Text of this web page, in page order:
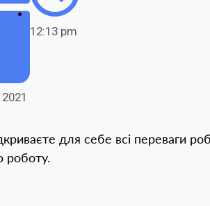
12:13 pm
для себе всі переваги
роботу.